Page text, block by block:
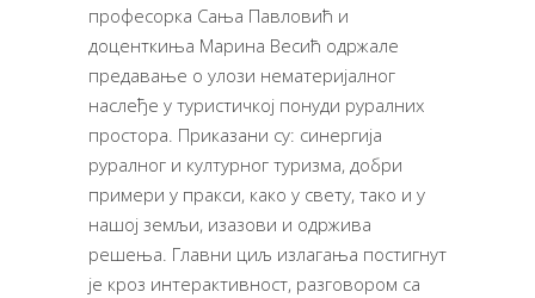
професорка Сања Павловић и
доценткиња Марина Весић одржале
предавање о улози нематеријалног
наслеђе у туристичкој понуди руралних
простора. Приказани су: синергија
руралног и културног туризма, добри
примери у пракси, како у свету, тако и у
нашој земљи, изазови и одржива
решења. Главни циљ излагања постигнут
је кроз интерактивност, разговором са